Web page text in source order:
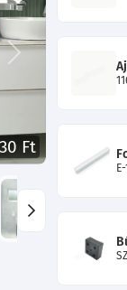
Ft
Következő